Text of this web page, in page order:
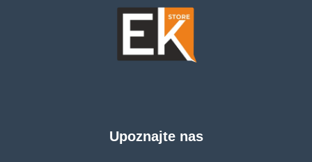
Upoznajte nas